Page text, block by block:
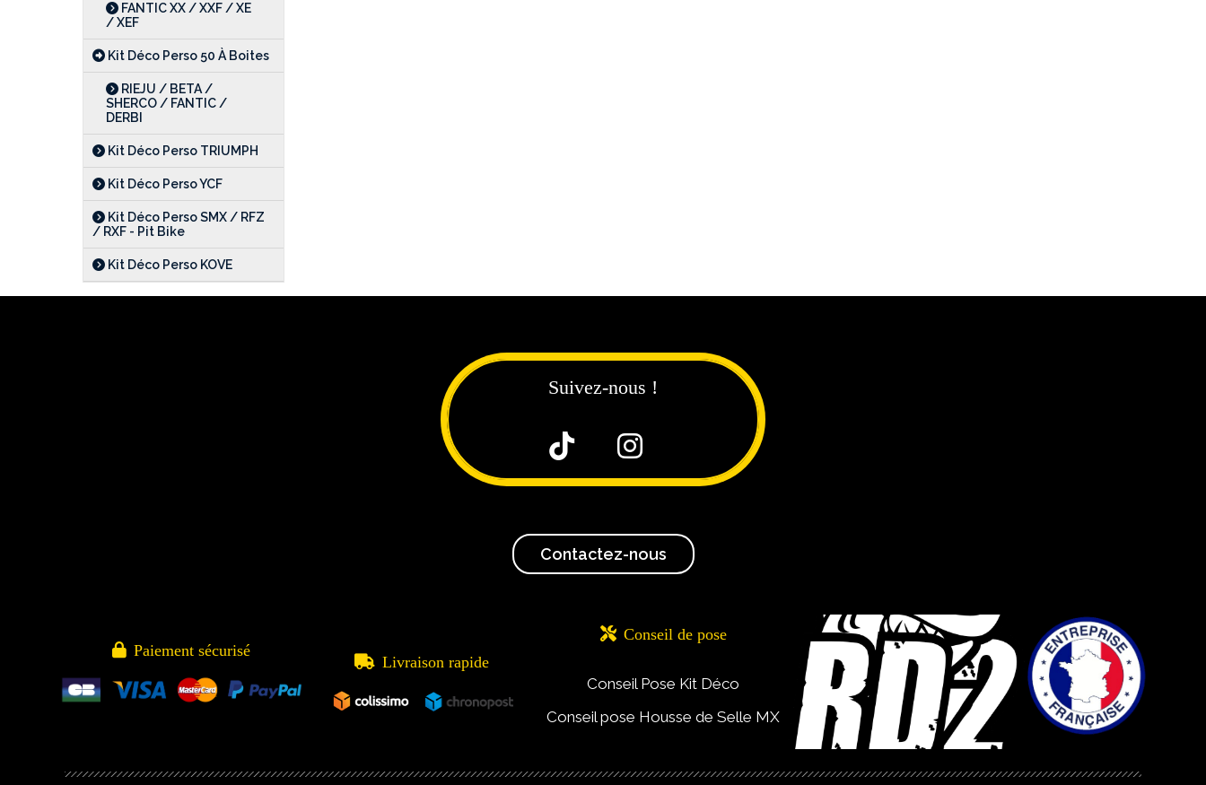
FANTIC XX / XXF / XE
/ XEF
Kit Déco Perso 50 À Boites
RIEJU / BETA /
SHERCO / FANTIC /
DERBI
Kit Déco Perso TRIUMPH
Kit Déco Perso YCF
Kit Déco Perso SMX / RFZ
/ RXF - Pit Bike
Kit Déco Perso KOVE
Suivez-nous !
 
Contactez-nous
 Paiement sécurisé
 Livraison rapide
 Conseil de pose
Conseil Pose Kit Déco
Conseil pose Housse de Selle MX